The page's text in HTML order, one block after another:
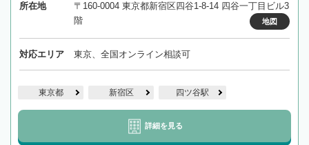
所在地
〒160-0004 東京都新宿区四谷1-8-14 四谷一丁目ビル3
階
地図
対応エリア 東京、全国オンライン相談可
東京都 新宿区 四ツ谷駅
詳細を見る